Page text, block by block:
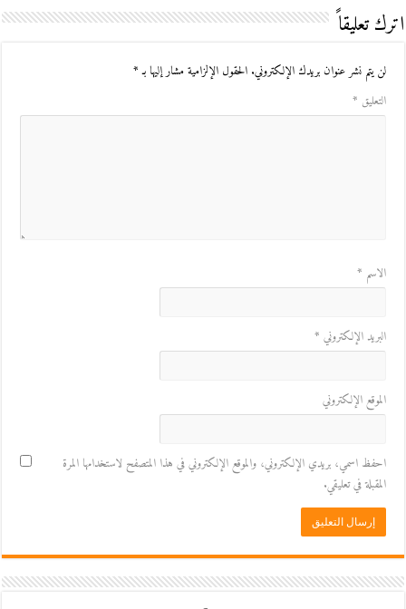
اترك تعليقاً
لن يتم نشر عنوان بريدك الإلكتروني. الحقول الإلزامية مشار إليها بـ*
التعليق *
الاسم *
البريد الإلكتروني *
الموقع الإلكتروني
احفظ اسمي، بريدي الإلكتروني، والموقع الإلكتروني في هذا المتصفح لاستخدامها المرة
المقبلة في تعليقي.